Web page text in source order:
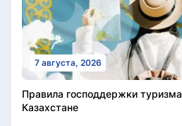
7 августа, 2026
Правила господдержки
Казахстане